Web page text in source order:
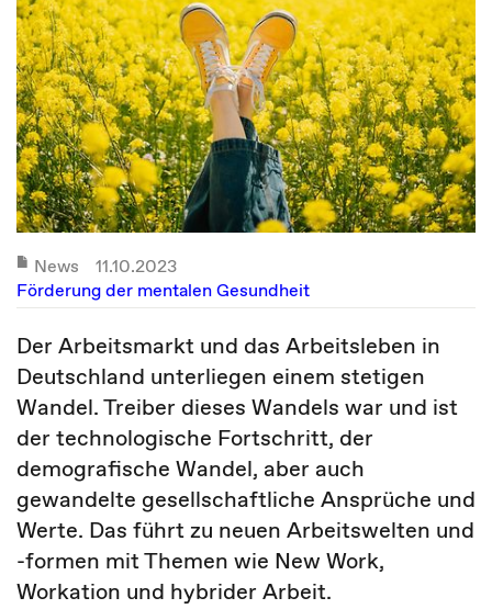
News
11.10.2023
Förderung der mentalen Gesundheit
Der Arbeitsmarkt und das Arbeitsleben in
Deutschland unterliegen einem stetigen
Wandel. Treiber dieses Wandels war und ist
der technologische Fortschritt, der
demografische Wandel, aber auch
gewandelte gesellschaftliche Ansprüche und
Werte. Das führt zu neuen Arbeitswelten und
-formen mit Themen wie New Work,
Workation und hybrider Arbeit.